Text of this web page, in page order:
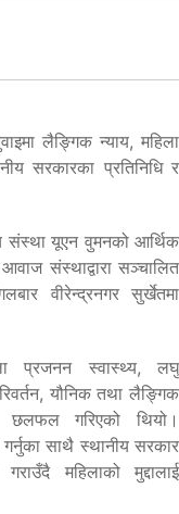
लैङ्गिक न्याय, महिला
सरकारका प्रतिनिधि र
संस्था यूएन वुमनको आर्थिक
संस्थाद्वारा सञ्चालित
वीरेन्द्रनगर सुर्खेतमा
प्रजनन स्वास्थ्य, लघु
यौनिक तथा लैङ्गिक
छलफल गरिएको थियो।
साथै स्थानीय सरकार
महिलाको मुद्दालाई